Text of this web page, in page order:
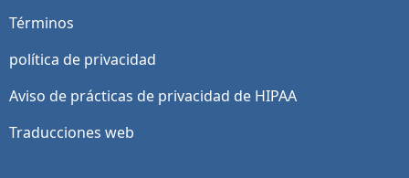
Términos
política de privacidad
Aviso de prácticas de privacidad de HIPAA
Traducciones web